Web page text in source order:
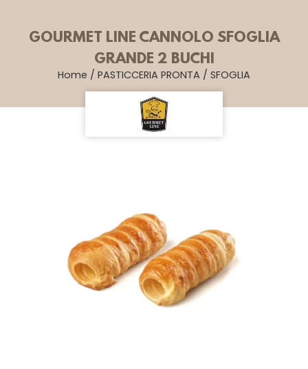
GOURMET LINE CANNOLO SFOGLIA
GRANDE 2 BUCHI
Home / PASTICCERIA PRONTA / SFOGLIA